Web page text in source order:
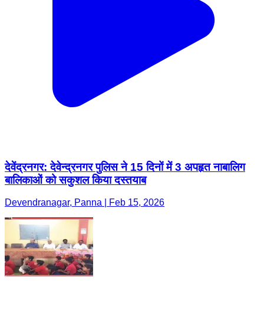
देवेंद्रनगर: देवेन्द्रनगर पुलिस ने 15 दिनों में 3 अपहृत नाबालिग
बालिकाओं को सकुशल किया दस्तयाब
Devendranagar, Panna | Feb 15, 2026